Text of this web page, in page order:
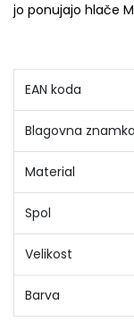
jo ponujajo hlače
EAN koda
Blagovna znamka
Material
Spol
Velikost
Barva